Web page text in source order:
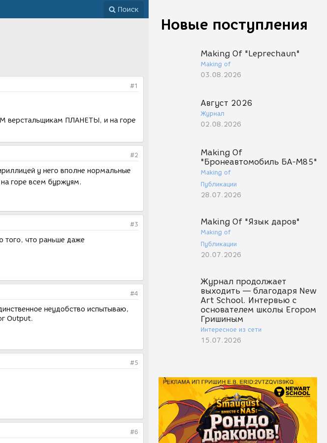
Новые поступления
Making Of "Leprechaun"
Making of
03.08.2026
Август 2026
Журнал
02.08.2026
Making Of
"Бронеавтомобиль БА-М85"
Making of
Публикации
28.07.2026
Making Of "Язык даров"
Making of
Публикации
20.07.2026
Журнал продолжает
выходить — благодаря New
Art School. Интервью с
основателем школы Егором
Гришиным
Интересное из сети
15.07.2026
Поиск
#1
верстальщикам ПЛАНЕТЫ, и на горе
#2
у него вполне нормальные
горе всем буржуям.
#3
того, что раньше даже
#4
неудобство испытываю,
Output.
#5
#6